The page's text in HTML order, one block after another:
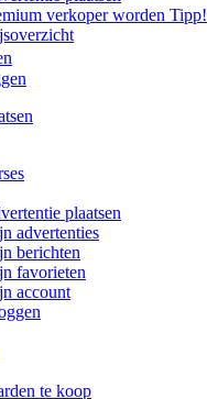
verkoper worden Tipp!
plaatsen
advertenties
berichten
favorieten
account
te koop